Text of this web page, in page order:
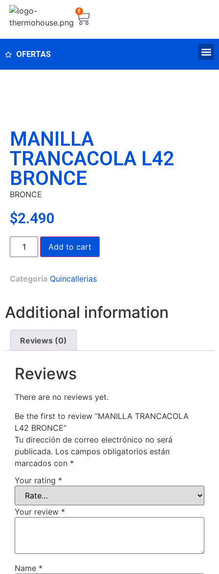
0
OFERTAS
MANILLA
TRANCACOLA L42
BRONCE
BRONCE
$2.490
Add to cart
Categoría Quincallerias
Additional information
Reviews (0)
Reviews
There are no reviews yet.
Be the first to review “MANILLA TRANCACOLA
L42 BRONCE”
Tu dirección de correo electrónico no será
publicada. Los campos obligatorios están
marcados con *
Your rating *
Your review *
Name *